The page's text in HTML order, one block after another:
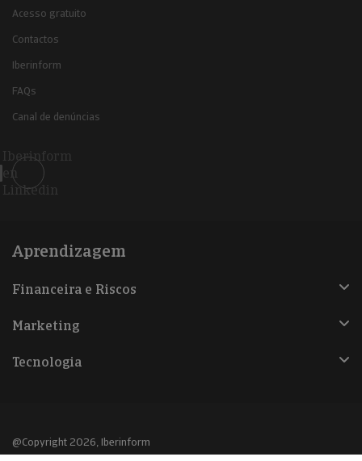
Acesso gratuito
Contactos
Iberinform
FAQs
Canal de denúncias
Iberinform
en
Linkedin
Aprendizagem
Financeira e Riscos
Marketing
Tecnologia
@Copyright 2026, Iberinform